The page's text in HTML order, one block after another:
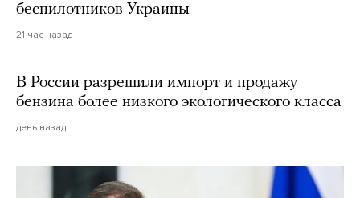
беспилотников Украины
21 час назад
В России разрешили импорт и продажу
бензина более низкого экологического класса
день назад